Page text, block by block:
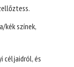
kék színek,
céljaidról, és